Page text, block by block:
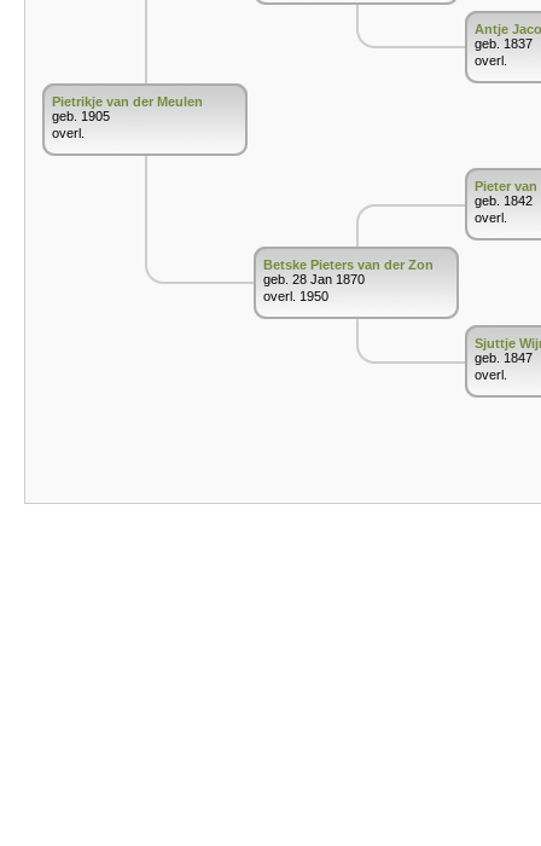
Pietrikje van der Meulen
geb. 1905
overl.
Betske Pieters van der Zon
geb. 28 Jan 1870
overl. 1950
Antje
geb. 1837
overl.
Pieter
geb. 1842
overl.
Sjuttje
geb. 1847
overl.